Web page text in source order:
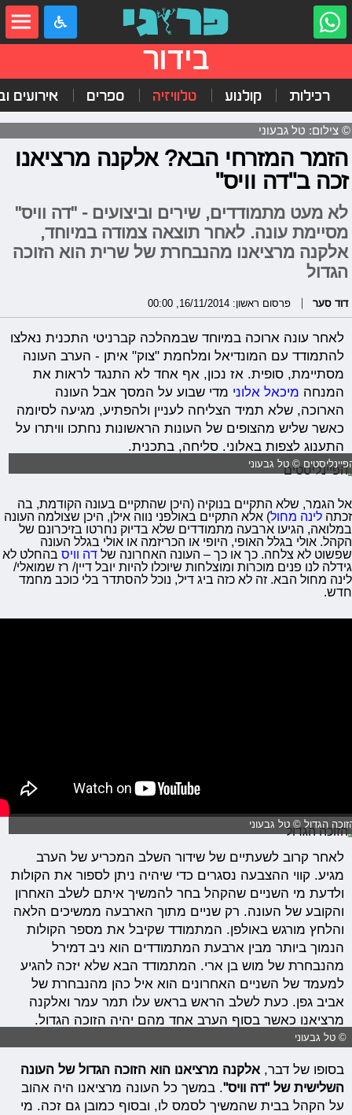
בידור
רכילות קולנוע טלוויזיה ספרים אירועים
© צילום: טל גבעוני
הזמר המזרחי הבא? אלקנה מרציאנו
זכה ב"דה וויס"
לא מעט מתמודדים, שירים וביצועים - "דה וויס"
מסיימת עונה. לאחר תוצאה צמודה במיוחד,
אלקנה מרציאנו מהנבחרת של שרית הוא הזוכה
הגדול
דוד סער פרסום ראשון: 16/11/2014, 00:00
לאחר עונה ארוכה במיוחד שבמהלכה קברניטי התכנית נאלצו
להתמודד עם המונדיאל ומלחמת "צוק" איתן - הערב העונה
מסתיימת, סופית. אז נכון, אף אחד לא התנגד לראות את
המנחה מיכאל אלוני מדי שבוע על המסך אבל העונה
הארוכה, שלא תמיד הצליחה לעניין ולהפתיע, מגיעה לסיומה
כאשר שליש מהצופים של העונות הראשונות נחתכו וויתרו על
התענוג לצפות באלוני. סליחה, בתכנית.
© טל גבעוני
אל הגמר, שלא התקיים בנוקיה (היכן שהתקיים בעונה הקודמת, בה
זכתה לינה מחול) אלא התקיים באולפני נווה אילן, היכן שצולמה העונה
במלואה, הגיעו ארבעה מתמודדים שלא בדיוק נחרטו בזיכרונם של
הקהל. אולי בגלל האופי, היופי או הכריזמה או אולי בגלל העונה
שפשוט לא צלחה. כך או כך – העונה האחרונה של דה וויס בהחלט לא
גידלה לנו פנים מוכרות ומוצלחות שיוכלו להיות יובל דיין/ רז שמואלי/
לינה מחול הבא. זה לא כזה ביג דיל, נוכל להסתדר בלי כוכב מחמד
חדש.
הגדול © טל גבעוני
לאחר קרוב לשעתיים של שידור השלב המכריע של הערב
מגיע. קווי ההצבעה נסגרים כדי שיהיה ניתן לספור את הקולות
ולדעת מי השניים שהקהל בחר להמשיך איתם לשלב האחרון
והקובע של העונה. רק שניים מתוך הארבעה ממשיכים הלאה
והלחץ מורגש באולפן. המתמודד שקיבל את מספר הקולות
הנמוך ביותר מבין ארבעת המתמודדים הוא ניב דמירל
מהנבחרת של מוש בן ארי. המתמודד הבא שלא יזכה להגיע
למעמד של השניים האחרונים הוא איל כהן מהנבחרת של
אביב גפן. כעת לשלב הראש בראש עלו תמר עמר ואלקנה
מרציאנו כאשר בסוף הערב אחד מהם יהיה הזוכה הגדול.
© טל גבעוני
בסופו של דבר,אלקנה מרציאנו הוא הזוכה הגדול של העונה
השלישית של "דה וויס". במשך כל העונה מרציאנו היה אהוב
על הקהל בבית שהמשיך לסמס לו, ובסוף כמובן גם זכה. מי